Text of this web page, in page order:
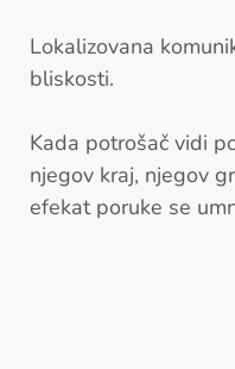
Lokalizovana
bliskosti.
Kada potrošač vidi
njegov kraj, njegov
efekat poruke se